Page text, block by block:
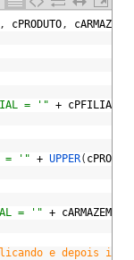
, cPRODUTO , cARMAZEM
= '" + cPFILIAL
= '" + UPPER(
= '" + cARMAZEM
e depois